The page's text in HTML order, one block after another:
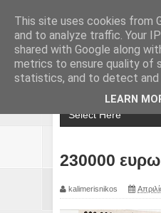
230000 ευρω
kalimerisnikos
This site uses cookies from
and to analyze traffic. Your
shared with Google along
metrics to ensure quality of
statistics, and to detect and
LEARN